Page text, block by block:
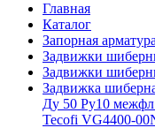
Главная
Каталог
Запорная
Задвижки
Задвижки
Задвижка
Ду 50 Ру10
Tecofi VG4400-